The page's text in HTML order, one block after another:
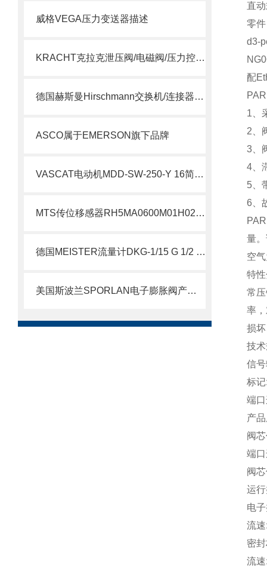
威格VEGA压力变送器描述
KRACHT克拉克泄压阀/电磁阀/压力控制阀选型指南
德国赫斯曼Hirschmann交换机/连接器介绍
ASCO属于EMERSON旗下品牌
VASCAT电动机MDD-SW-250-Y 16简要介绍
MTS传位移感器RH5MA0600M01H021S1011G8现货支持
德国MEISTER流量计DKG-1/15 G 1/2 VA NOC 说明
美国斯波兰SPORLAN电子膨胀阀产品特点
直
零
d3-
配
1、
2、
3、
4、
5、
6、
量
空
特
常
率
损
技
信
标
端
产
阀
端
阀
运
电
流
密
流